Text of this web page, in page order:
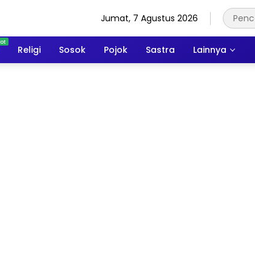
Jumat, 7 Agustus 2026
Religi Sosok Pojok Sastra Lainnya